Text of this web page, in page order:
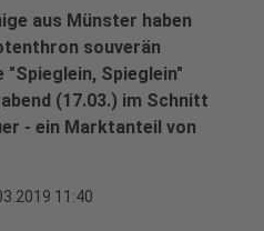
aus Münster haben
souverän
Spieglein"
(17.03.) im Schnitt
- ein Marktanteil von
11:40